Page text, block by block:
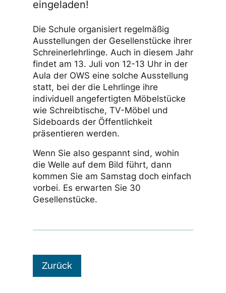
eingeladen!
Die Schule organisiert regelmäßig
Ausstellungen der Gesellenstücke ihrer
Schreinerlehrlinge. Auch in diesem Jahr
findet am 13. Juli von 12-13 Uhr in der
Aula der OWS eine solche Ausstellung
statt, bei der die Lehrlinge ihre
individuell angefertigten Möbelstücke
wie Schreibtische, TV-Möbel und
Sideboards der Öffentlichkeit
präsentieren werden.
Wenn Sie also gespannt sind, wohin
die Welle auf dem Bild führt, dann
kommen Sie am Samstag doch einfach
vorbei. Es erwarten Sie 30
Gesellenstücke.
Zurück